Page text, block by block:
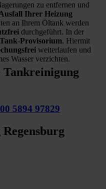
zu entfernen und
Ihrer Heizung
an Ihrem Öltank werden
durchgeführt. In der
Tank-Provisorium. Hiermit
weiterlaufen und
Wasser verzichten.
5894 97829